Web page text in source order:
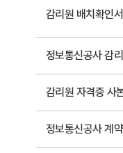
감리원 배치확인
정보통신공사 감
감리원 자격증 사
정보통신공사 계